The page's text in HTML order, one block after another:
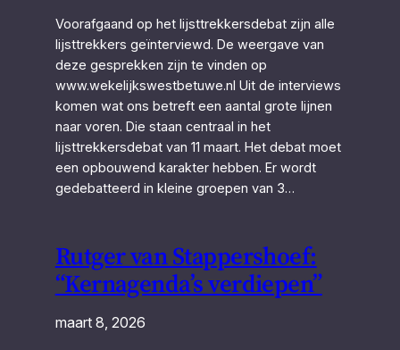
Voorafgaand op het lijsttrekkersdebat zijn alle
lijsttrekkers geïnterviewd. De weergave van
deze gesprekken zijn te vinden op
www.wekelijkswestbetuwe.nl Uit de interviews
komen wat ons betreft een aantal grote lijnen
naar voren. Die staan centraal in het
lijsttrekkersdebat van 11 maart. Het debat moet
een opbouwend karakter hebben. Er wordt
gedebatteerd in kleine groepen van 3…
Rutger van Stappershoef:
“Kernagenda’s verdiepen”
maart 8, 2026